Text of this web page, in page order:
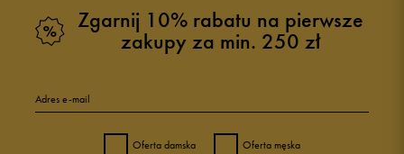
Zgarnij 10% rabatu na pierwsze
zakupy za min. 250 zł
Adres e-mail
Oferta damska Oferta męska